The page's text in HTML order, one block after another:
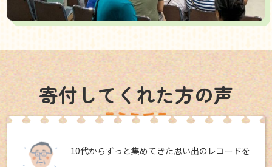
寄付してくれた方の声
10代からずっと集めてきた思い出のレコードを